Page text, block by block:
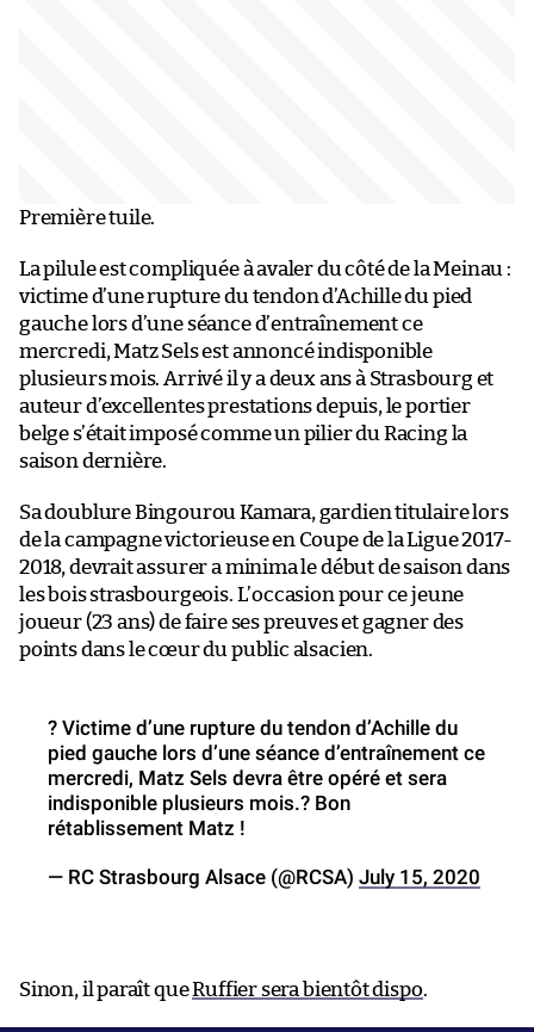
Première tuile.
La pilule est compliquée à avaler du côté de la Meinau :
victime d’une rupture du tendon d’Achille du pied
gauche lors d’une séance d’entraînement ce
mercredi, Matz Sels est annoncé indisponible
plusieurs mois. Arrivé il y a deux ans à Strasbourg et
auteur d’excellentes prestations depuis, le portier
belge s’était imposé comme un pilier du Racing la
saison dernière.
Sa doublure Bingourou Kamara, gardien titulaire lors
de la campagne victorieuse en Coupe de la Ligue 2017-
2018, devrait assurer a minima le début de saison dans
les bois strasbourgeois. L’occasion pour ce jeune
joueur (23 ans) de faire ses preuves et gagner des
points dans le cœur du public alsacien.
? Victime d’une rupture du tendon d’Achille du
pied gauche lors d’une séance d’entraînement ce
mercredi, Matz Sels devra être opéré et sera
indisponible plusieurs mois.? Bon
rétablissement Matz !
— RC Strasbourg Alsace (@RCSA) July 15, 2020
Sinon, il paraît queRuffier sera bientôt dispo.